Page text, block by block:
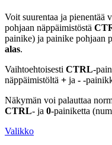
Voit suurentaa ja pienentää
pohjaan näppäimistöstä
painike) ja painike pohjaan
alas.
Vaihtoehtoisesti CTRL-
näppäimistöltä + ja - -
Näkymän voi palauttaa
CTRL- ja 0-painiketta
Valikko